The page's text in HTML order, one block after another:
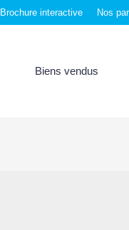
Brochure interactive Nos
Biens vendus